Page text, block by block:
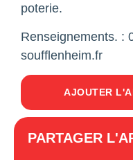
poterie.
Renseignements. :
soufflenheim.fr
AJOUTER
PARTAGER